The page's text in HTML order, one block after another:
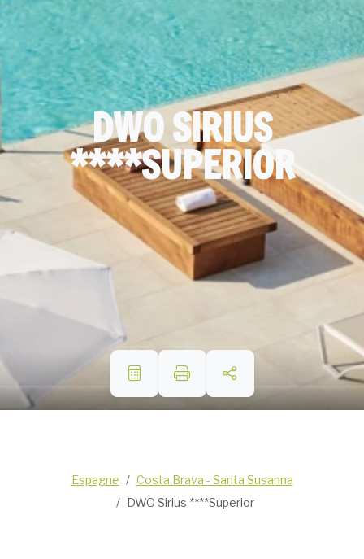
DWO SIRIUS
****SUPERIOR
Espagne
Costa Brava - Santa Susanna
DWO Sirius ****Superior